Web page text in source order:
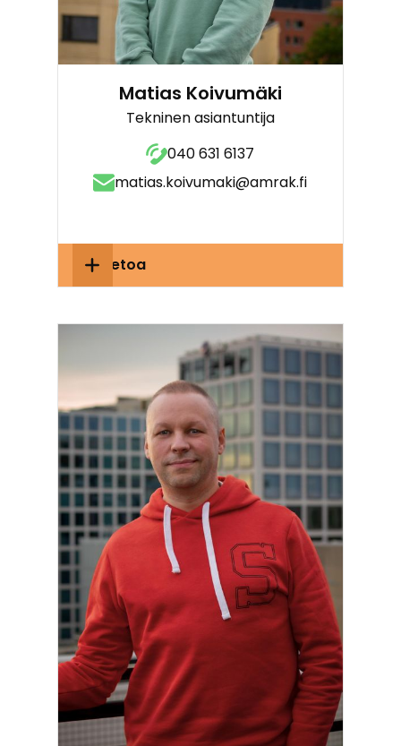
Matias Koivumäki
Tekninen asiantuntija
040 631 6137
matias.koivumaki@amrak.fi
Lisätietoa